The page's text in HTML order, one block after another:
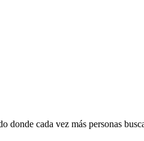
donde cada vez más personas